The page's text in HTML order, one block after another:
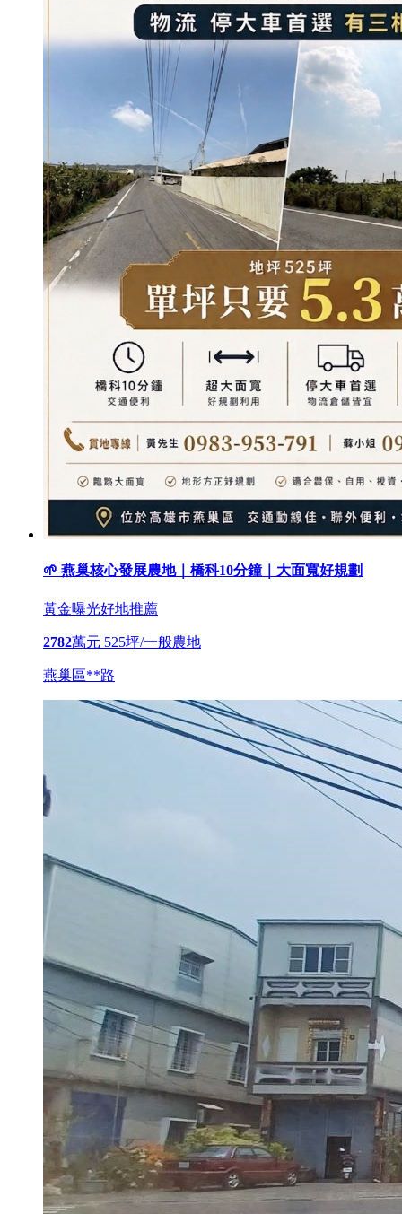
🌱 燕巢核心發展農地｜橋科10分鐘｜大面寬好規劃
黃金曝光好地推薦
2782萬元 525坪/一般農地
燕巢區**路